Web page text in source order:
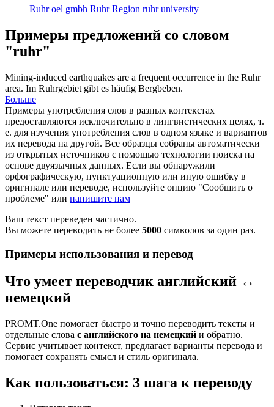
Ruhr oel gmbh Ruhr Region ruhr university
Примеры предложений со словом
"ruhr"
Mining-induced earthquakes are a frequent occurrence in the Ruhr
area. Im Ruhrgebiet gibt es häufig Bergbeben.
Больше
Примеры употребления слов в разных контекстах
предоставляются исключительно в лингвистических целях, т.
е. для изучения употребления слов в одном языке и вариантов
их перевода на другой. Все образцы собраны автоматически
из открытых источников с помощью технологии поиска на
основе двуязычных данных. Если вы обнаружили
орфографическую, пунктуационную или иную ошибку в
оригинале или переводе, используйте опцию "Сообщить о
проблеме" или напишите нам
Ваш текст переведен частично.
Вы можете переводить не более 5000 символов за один раз.
Примеры использования и перевод
Что умеет переводчик английский ↔
немецкий
PROMT.One помогает быстро и точно переводить тексты и
отдельные слова с английского на немецкий и обратно.
Сервис учитывает контекст, предлагает варианты перевода и
помогает сохранять смысл и стиль оригинала.
Как пользоваться: 3 шага к переводу